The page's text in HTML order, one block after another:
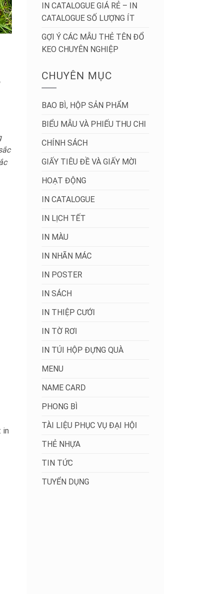
in
IN CATALOGUE GIÁ RẺ – IN
CATALOGUE SỐ LƯỢNG ÍT
GỢI Ý CÁC MẪU THẺ TÊN ĐỔ
KEO CHUYÊN NGHIỆP
CHUYÊN MỤC
BAO BÌ, HỘP SẢN PHẨM
BIỂU MẪU VÀ PHIẾU THU CHI
CHÍNH SÁCH
GIẤY TIÊU ĐỀ VÀ GIẤY MỜI
HOẠT ĐỘNG
IN CATALOGUE
IN LỊCH TẾT
IN MÀU
IN NHÃN MÁC
IN POSTER
IN SÁCH
IN THIỆP CƯỚI
IN TỜ RƠI
IN TÚI HỘP ĐỰNG QUÀ
MENU
NAME CARD
PHONG BÌ
TÀI LIỆU PHỤC VỤ ĐẠI HỘI
THẺ NHỰA
TIN TỨC
TUYỂN DỤNG